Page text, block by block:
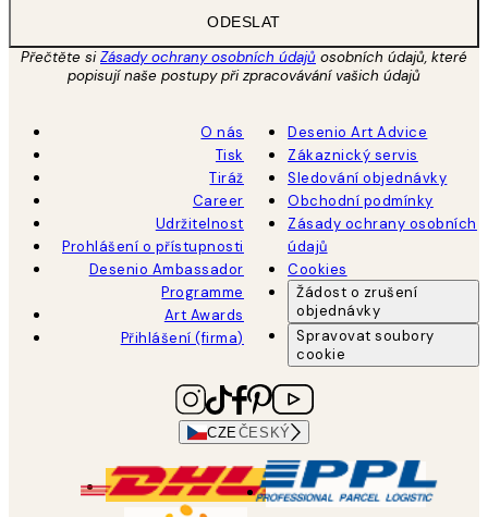
ODESLAT
Přečtěte siZásady ochrany osobních údajů osobních údajů, které
popisují naše postupy při zpracovávání vašich údajů
O nás
Tisk
Tiráž
Career
Udržitelnost
Prohlášení o přístupnosti
Desenio Ambassador
Programme
Art Awards
Přihlášení (firma)
Desenio Art Advice
Zákaznický servis
Sledování objednávky
Obchodní podmínky
Zásady ochrany osobních
údajů
Cookies
Žádost o zrušení
objednávky
Spravovat soubory
cookie
CZE ČESKÝ